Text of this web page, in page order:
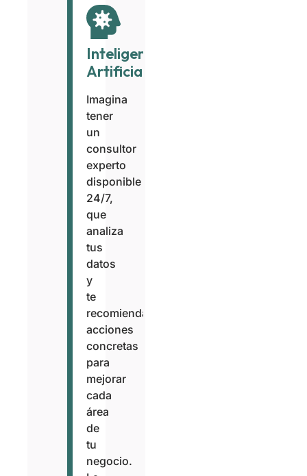
Inteligencia
Artificial
Imagina
tener
un
consultor
experto
disponible
24/7,
que
analiza
tus
datos
y
te
recomienda
acciones
concretas
para
mejorar
cada
área
de
tu
negocio.